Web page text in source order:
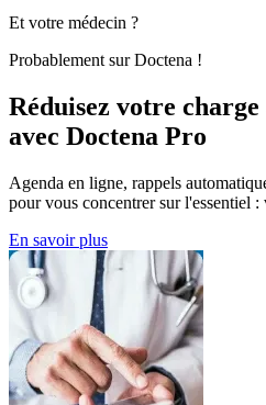
Et votre médecin ?
Probablement sur Doctena !
Réduisez votre
avec Doctena Pro
Agenda en ligne, rappels
pour vous concentrer sur l'essentiel :
En savoir plus